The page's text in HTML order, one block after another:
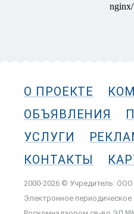
О ПРОЕКТЕ
ОБЪЯВЛЕНИЯ
УСЛУГИ
КОНТАКТЫ
2000-2026 © Учредитель:
Электронное периодическое